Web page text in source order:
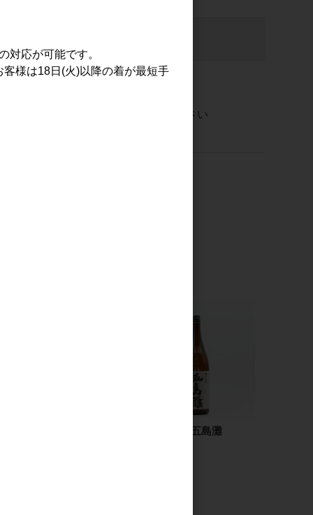
してください
明治之芋 五島灘
対応が可能です。
様は18日(火)以降の着が最短手